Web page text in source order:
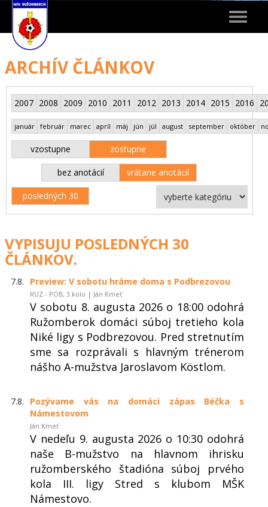
Toggle
ARCHÍV ČLÁNKOV
2007 2008 2009 2010 2011 2012 2013 2014 2015 2016
január február marec apríl máj jún júl august september október
vzostupne zostupne
bez anotácií vrátane anotácií
posledných 30
VYPISUJU POSLEDNÝCH 30
ČLÁNKOV.
7.8. Preview: V sobotu hráme doma s Podbrezovou
RUZ - POB, 3.kolo | Ján Kmeť
V sobotu 8. augusta 2026 o 18:00 odohrá
Ružomberok domáci súboj tretieho kola
Niké ligy s Podbrezovou. Pred stretnutím
sme sa rozprávali s hlavným trénerom
nášho A-mužstva Jaroslavom Köstlom.
7.8.
Pozývame vás na domáci zápas Béčka s
Námestovom
Ján Kmeť
V nedeľu 9. augusta 2026 o 10:30 odohrá
naše B-mužstvo na hlavnom ihrisku
ružomberského štadióna súboj prvého
kola III. ligy Stred s klubom MŠK
Námestovo.